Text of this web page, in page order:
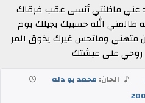
عني ماظنتي أنسى عقب فرقاك
ظالمني الله حسيبك يجيلك يوم
متهني وماتحس غيرك يذوق المر
روحي على عيشتك
الحان: محمد بو دله